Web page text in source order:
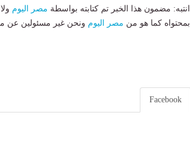
انتبه: مضمون هذا الخبر تم كتابته بواسطة مصر اليوم
بمحتواه كما هو من مصر اليوم ونحن غير مسئولين عن
Facebook